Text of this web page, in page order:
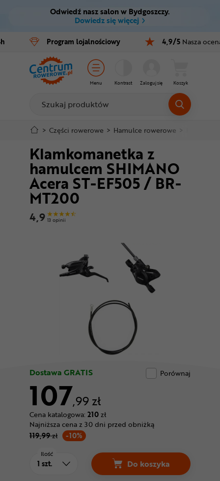
Ctrl M
Menu główne
Informacje o produkcie
Do koszyka
Szczegółowe informacje
Stopka
Mapa strony
Odwiedź nasz salon w Bydgoszczy.
Dowiedz się więcej
Program lojalnościowy 4,9/5 Nasza
Menu Kontrast Zaloguj się Koszyk
Rowery
E-bike
Części
Akcesoria
Odzież
Kaski
Buty
Warsztat
Odżywki
Superoferta
> Części rowerowe > Hamulce rowerowe >
Klamkomanetka z
hamulcem SHIMANO
Acera ST-EF505 / BR-
MT200
4,9 13 opinii
Dostawa GRATIS Porównaj
107,99 zł
Cena katalogowa: 210zł
-10%
Najniższa cena z 30 dni przed obniżką
119,99zł
Ilość
Do koszyka